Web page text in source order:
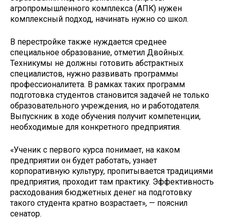
агропромышленного комплекса (АПК) нужен
комплексный подход, начинать нужно со школ.
В перестройке также нуждается среднее
специальное образование, отметил Двойных.
Техникумы не должны готовить абстрактных
специалистов, нужно развивать программы
профессионалитета. В рамках таких программ
подготовка студентов становится задачей не только
образовательного учреждения, но и работодателя.
Выпускник в ходе обучения получит компетенции,
необходимые для конкретного предприятия.
«Ученик с первого курса понимает, на каком
предприятии он будет работать, узнает
корпоративную культуру, пропитывается традициями
предприятия, проходит там практику. Эффективность
расходования бюджетных денег на подготовку
такого студента кратно возрастает», — пояснил
сенатор.